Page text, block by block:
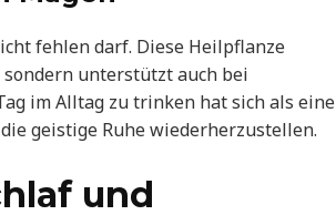
fehlen darf. Diese Heilpflanze
unterstützt auch bei
im Alltag zu trinken hat sich als eine
geistige Ruhe wiederherzustellen.
und